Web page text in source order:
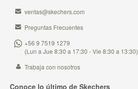
ventas@skechers.com
Preguntas Frecuentes
+56 9 7519 1279
(Lun a Jue 8:30 a 17:30 - Vie 8:30 a 13:30)
Trabaja con nosotros
Conoce lo último de Skechers